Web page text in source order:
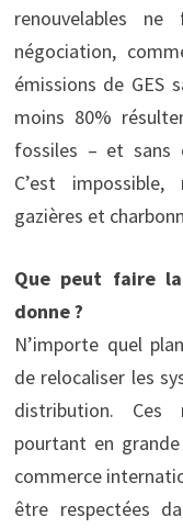
renouvelables
négociation,
émissions de GES
moins 80%
fossiles – et sans
C’est
gazières et
Que peut faire
donne ?
N’importe quel
de relocaliser les
distribution. Ces
pourtant en
commerce
être respectées